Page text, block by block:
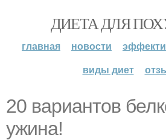
ДИЕТА ДЛЯ
главная новости
виды диет
20 вариантов
ужина!